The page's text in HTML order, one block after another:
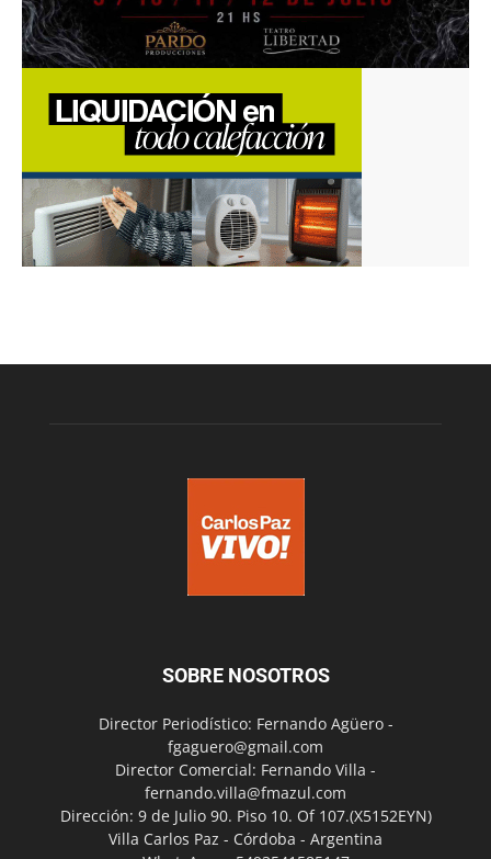
SOBRE NOSOTROS
Director Periodístico: Fernando Agüero -
fgaguero@gmail.com
Director Comercial: Fernando Villa -
fernando.villa@fmazul.com
Dirección: 9 de Julio 90. Piso 10. Of 107.(X5152EYN)
Villa Carlos Paz - Córdoba - Argentina